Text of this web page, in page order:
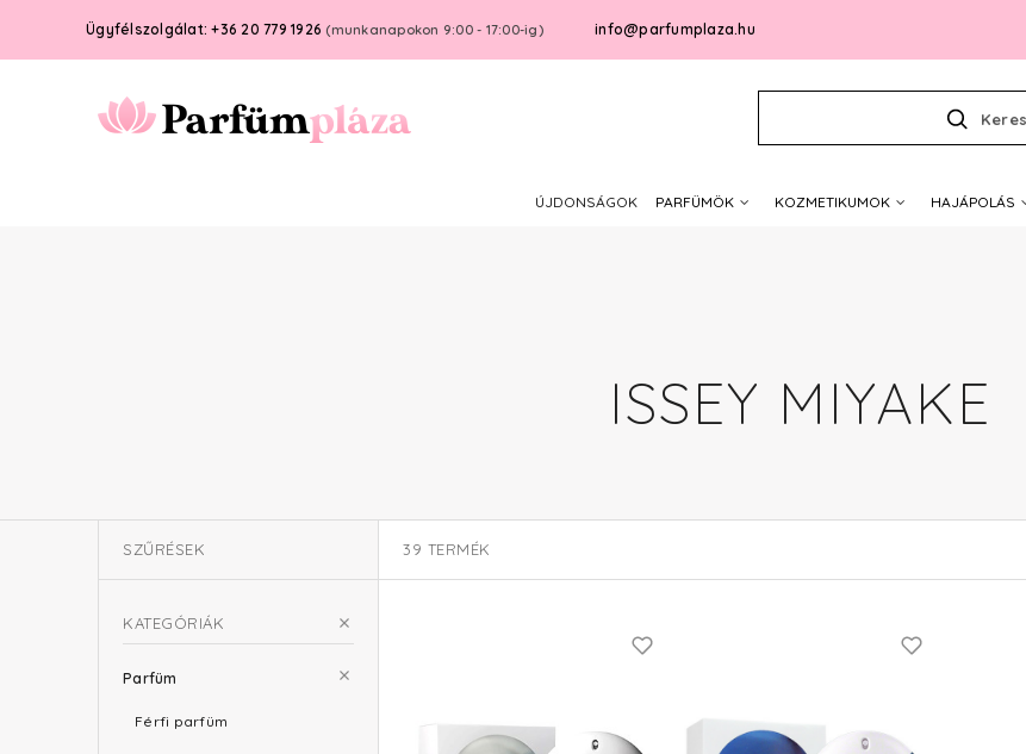
Ügyfélszolgálat: +36 20 779 1926 (munkanapokon 9:00 - 17:00-ig) info@parfumplaza.hu
ÚJDONSÁGOK PARFÜMÖK KOZMETIKUMOK HAJÁPOLÁS
ISSEY MIYAKE
SZŰRÉSEK
KATEGÓRIÁK
Parfüm
Férfi parfüm
39 TERMÉK